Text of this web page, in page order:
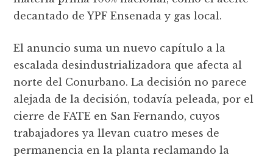
decantado de YPF Ensenada y gas local.
El anuncio suma un nuevo capítulo a la
escalada desindustrializadora que afecta al
norte del Conurbano. La decisión no parece
alejada de la decisión, todavía peleada, por el
cierre de FATE en San Fernando, cuyos
trabajadores ya llevan cuatro meses de
permanencia en la planta reclamando la